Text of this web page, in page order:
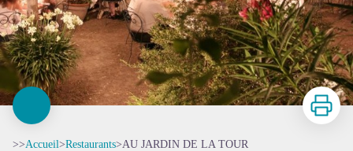
Imprimer
>>Accueil>Restaurants>AU JARDIN DE LA TOUR